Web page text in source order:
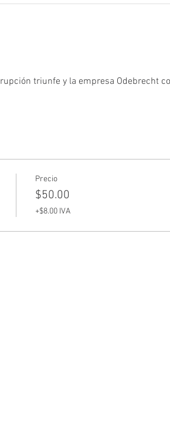
triunfe y la empresa Odebrecht
Precio
$50.00
+$8.00 IVA